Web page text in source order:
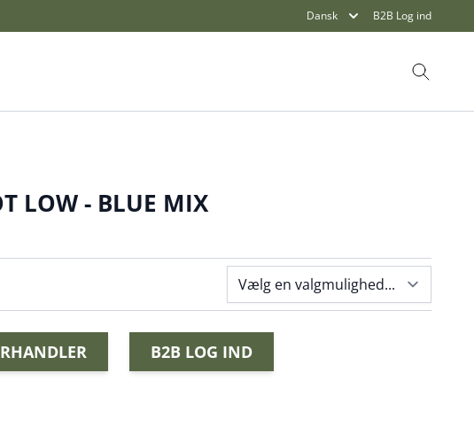
Dansk B2B Log ind
Søg
LOW - BLUE MIX
B2B LOG IND